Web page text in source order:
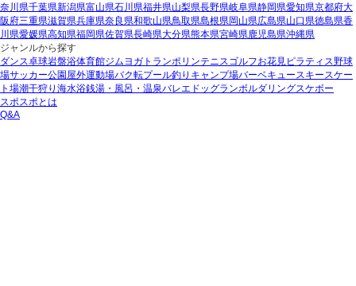
奈川県千葉県新潟県富山県石川県福井県山梨県長野県岐阜県静岡県愛知県京都府大
阪府三重県滋賀県兵庫県奈良県和歌山県鳥取県島根県岡山県広島県山口県徳島県香
川県愛媛県高知県福岡県佐賀県長崎県大分県熊本県宮崎県鹿児島県沖縄県
ジャンルから探す
ダンス卓球岩盤浴体育館ジムヨガ トランポリンテニスゴルフお花見ピラティス野球
場サッカー公園屋外運動場バク転プール釣り キャンプ場バーベキュースキースケー
ト場潮干狩り 海水浴銭湯・風呂・温泉バレエ ドッグランボルダリングスケボー
スポスポとは
Q&A